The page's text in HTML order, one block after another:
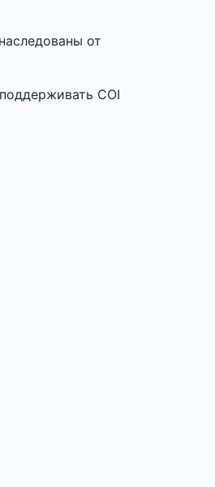
от
COI